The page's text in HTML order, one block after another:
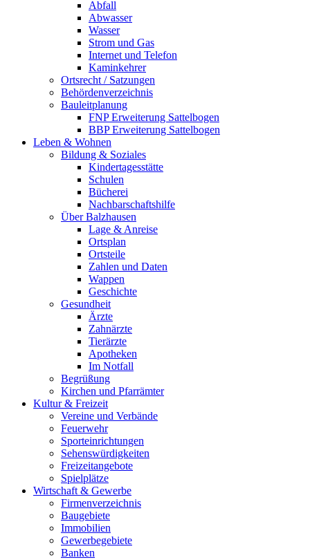
Abfall
Abwasser
Wasser
Strom und Gas
Internet und Telefon
Kaminkehrer
Ortsrecht / Satzungen
Behördenverzeichnis
Bauleitplanung
FNP Erweiterung Sattelbogen
BBP Erweiterung Sattelbogen
Leben & Wohnen
Bildung & Soziales
Kindertagesstätte
Schulen
Bücherei
Nachbarschaftshilfe
Über Balzhausen
Lage & Anreise
Ortsplan
Ortsteile
Zahlen und Daten
Wappen
Geschichte
Gesundheit
Ärzte
Zahnärzte
Tierärzte
Apotheken
Im Notfall
Begrüßung
Kirchen und Pfarrämter
Kultur & Freizeit
Vereine und Verbände
Feuerwehr
Sporteinrichtungen
Sehenswürdigkeiten
Freizeitangebote
Spielplätze
Wirtschaft & Gewerbe
Firmenverzeichnis
Baugebiete
Immobilien
Gewerbegebiete
Banken